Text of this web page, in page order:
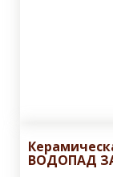
ВОДОПАД